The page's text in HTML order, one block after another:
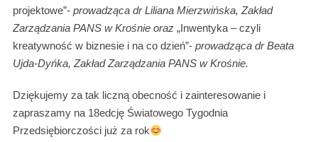
projektowe”- prowadząca dr Liliana Mierzwińska, Zakład
Zarządzania PANS w Krośnie oraz „Inwentyka – czyli
kreatywność w biznesie i na co dzień”- prowadząca dr Beata
Ujda-Dyńka, Zakład Zarządzania PANS w Krośnie.
Dziękujemy za tak liczną obecność i zainteresowanie i
zapraszamy na 18edcję Światowego Tygodnia
Przedsiębiorczości już za rok